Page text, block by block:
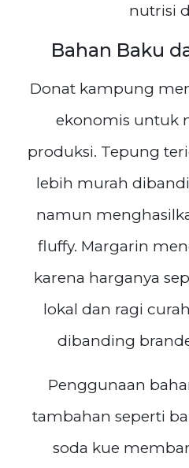
nutrisi
Bahan Baku
Donat kampung
ekonomis untuk
produksi. Tepung
lebih murah
namun
fluffy. Margarin
karena harganya
lokal dan ragi
dibanding
Penggunaan
tambahan seperti
soda kue